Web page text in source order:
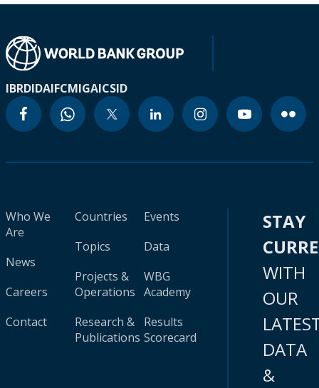
IBRDIDAIFCMIGAICSID
Who We
Are
News
Careers
Contact
Countries
Topics
Projects &
Operations
Research &
Publications
Events
Data
WBG
Academy
Results
Scorecard
STAY
WITH
OUR
DATA
&